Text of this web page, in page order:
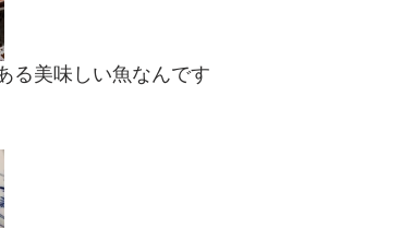
る美味しい魚なんです